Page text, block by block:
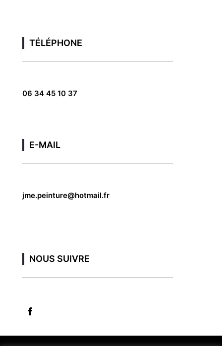
TÉLÉPHONE
06 34 45 10 37
E-MAIL
jme.peinture@hotmail.fr
NOUS SUIVRE